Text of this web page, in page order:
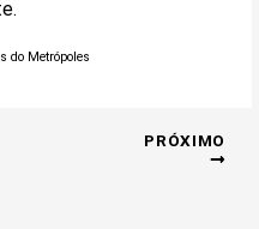
do Metrópoles
PRÓXIMO